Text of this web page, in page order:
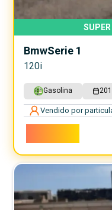
BmwSerie 1
120i
Gasolina
Vendido por